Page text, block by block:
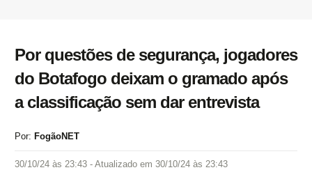
Por questões de segurança, jogadores
do Botafogo deixam o gramado após
a classificação sem dar entrevista
Por: FogãoNET
30/10/24 às 23:43 - Atualizado em 30/10/24 às 23:43